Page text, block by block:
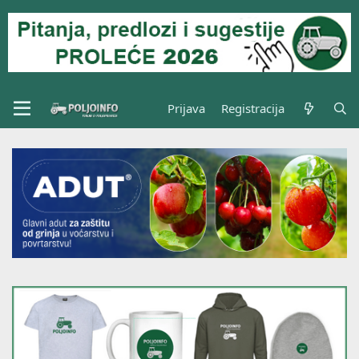
Prijava Registracija